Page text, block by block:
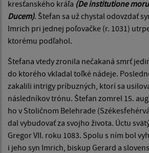
kresťanského kráľa (De institutione
Ducem). Štefan sa už chystal odovzdať
Imrich pri jednej poľovačke (r. 1031)
ktorému podľahol.
Štefana vtedy zronila nečakaná smrť
do ktorého vkladal toľké nádeje.
zakalili intrigy príbuzných, ktorí sa
následníkov trónu. Štefan zomrel 15.
ho v Stoličnom Belehrade
dal vybudovať za svojho života. Úctu
Gregor VII. roku 1083. Spolu s ním bol
i jeho syn Imrich, biskup Gerard a